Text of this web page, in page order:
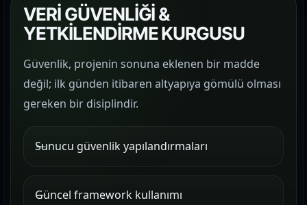
VERİ GÜVENLİĞİ &
YETKİLENDİRME KURGUSU
Güvenlik, projenin sonuna eklenen bir madde
değil; ilk günden itibaren altyapıya gömülü olması
gereken bir disiplindir.
Sunucu güvenlik yapılandırmaları
Güncel framework kullanımı